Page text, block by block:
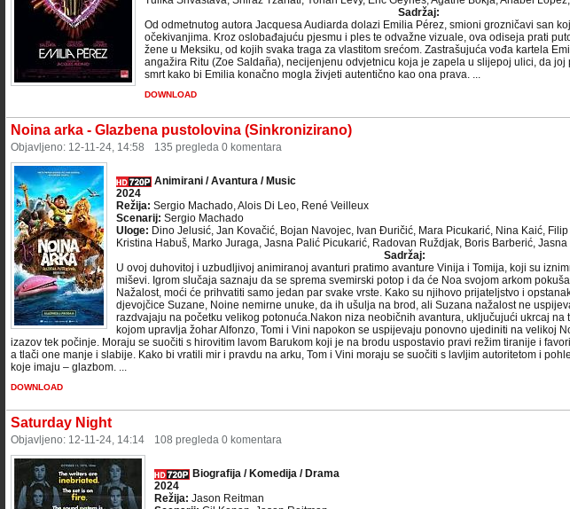
Sadržaj:
Od odmetnutog autora Jacquesa Audiarda dolazi Emilia Pérez, smioni grozničavi san
očekivanjima. Kroz oslobađajuću pjesmu i ples te odvažne vizuale, ova odiseja prati
žene u Meksiku, od kojih svaka traga za vlastitom srećom. Zastrašujuća vođa kartela
angažira Ritu (Zoe Saldaña), necijenjenu odvjetnicu koja je zapela u slijepoj ulici, da joj
smrt kako bi Emilia konačno mogla živjeti autentično kao ona prava. ...
DOWNLOAD
Noina arka - Glazbena pustolovina (Sinkronizirano)
Objavljeno: 12-11-24, 14:58 135 pregleda 0 komentara
Animirani / Avantura / Music
2024
Režija: Sergio Machado, Alois Di Leo, René Veilleux
Scenarij: Sergio Machado
Uloge: Dino Jelusić, Jan Kovačić, Bojan Navojec, Ivan Đuričić, Mara Picukarić, Nina Kaić,
Kristina Habuš, Marko Juraga, Jasna Palić Picukarić, Radovan Ruždjak, Boris Barberić, Jasna
Sadržaj:
U ovoj duhovitoj i uzbudljivoj animiranoj avanturi pratimo avanture Vinija i Tomija, koji su
miševi. Igrom slučaja saznaju da se sprema svemirski potop i da će Noa svojom arkom
Nažalost, moći će prihvatiti samo jedan par svake vrste. Kako su njihovo prijateljstvo i
djevojčice Suzane, Noine nemirne unuke, da ih ušulja na brod, ali Suzana nažalost ne
razdvajaju na početku velikog potonuća.Nakon niza neobičnih avantura, uključujući ukrcaj na
kojom upravlja žohar Alfonzo, Tomi i Vini napokon se uspijevaju ponovno ujediniti na velikoj
izazov tek počinje. Moraju se suočiti s hirovitim lavom Barukom koji je na brodu uspostavio pravi režim tiranije i
a tlači one manje i slabije. Kako bi vratili mir i pravdu na arku, Tom i Vini moraju se suočiti s lavljim autoritetom i
koje imaju – glazbom. ...
DOWNLOAD
Saturday Night
Objavljeno: 12-11-24, 14:14 108 pregleda 0 komentara
Biografija / Komedija / Drama
2024
Režija: Jason Reitman